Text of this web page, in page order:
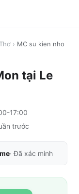
› MC su kien nho
tại Le
17:00
trước
· Đã xác minh